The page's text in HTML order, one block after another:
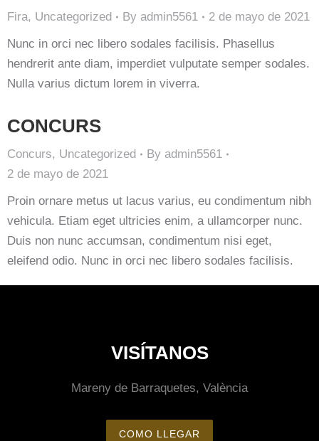
Fira, Uncategorized By admin5561
2 de mayo de 2021
Nunc in orci nec libero sodales facilisis. Phasellus
hendrerit ante diam, imperdiet vulputate semper sodales.
Nulla varius dictum lorem in viverra.
CONCURS
Concurs, Uncategorized By admin5561
2 de mayo de 2021
Proin ornare metus ut lacus varius, eu condimentum nibh
vehicula. Etiam eget ultricies enim, a ullamcorper nunc.
Duis non nunc accumsan, condimentum nisi eget,
eleifend odio. Nunc in orci nec libero sodales facilisis.
VISÍTANOS
Mareny de Barraquetes, València
COMO LLEGAR